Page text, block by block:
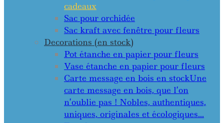
cadeaux
Sac pour orchidée
Sac kraft avec fenêtre pour fleurs
Decorations (en stock)
Pot étanche en papier pour fleurs
Vase étanche en papier pour fleurs
Carte message en bois en stockUne
carte message en bois, que l’on
n’oublie pas ! Nobles, authentiques,
uniques, originales et écologiques…